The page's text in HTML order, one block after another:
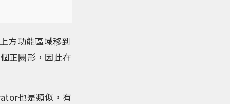
方功能區域移到
正圓形，因此在
也是類似，有